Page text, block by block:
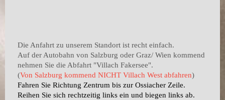
Die Anfahrt zu unserem Standort ist recht einfach.
Auf der Autobahn von Salzburg oder Graz/ Wien kommend
nehmen Sie die Abfahrt "Villach Fakersee".
(Von Salzburg kommend NICHT Villach West abfahren)
Fahren Sie Richtung Zentrum bis zur Ossiacher Zeile.
Reihen Sie sich rechtzeitig links ein und biegen links ab.